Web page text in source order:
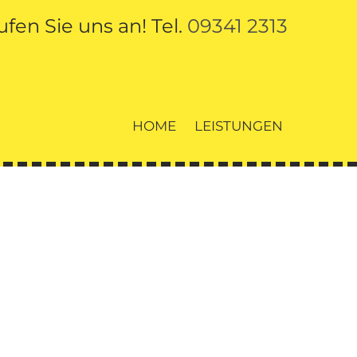
Sie uns an! Tel. 09341 2313
HOME LEISTUNGEN